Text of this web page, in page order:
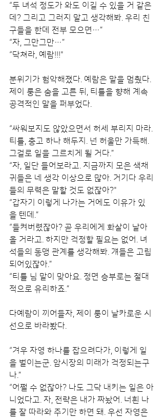
“두 녀석 정도가 와도 이길 수 있을 거 같은
데? 그리고 그러지 말고 생각해봐. 우리 친
구들을 한데 전부 모으면…”
“자, 그만그만…”
“닥쳐라, 예람!!!"
분위기가 험악해졌다. 예람은 말을 멈췄다.
제이 룽은 숨을 고른 뒤, 티틀을 향해 계속
공격적인 말을 퍼부었다.
“싸워보지도 않았으면서 허세 부리지 마라.
티틀, 충고 하나 해두지. 넌 허울만 가득해.
그걸로 일을 그르치게 될 거다.”
“자, 일단 들어보라고. 지금까지 모은 색채
귀들은 네 생각 이상으로 많아. 거기다 우리
들의 무력은 말할 것도 없잖아?"
“갑자기 이렇게 나가는 거에도 이유가 있
을 텐데.”
“들켜버렸잖아? 곧 우리에게 화살이 날아
올 거라고. 하지만 걱정할 필요는 없어. 녀
석들의 동맹 관계를 생각해봐. 걔들은 고립
되어있잖아.”
“티틀 님 말이 맞아요. 정면 승부로는 절대
적으로 유리하죠.”
다예람이 끼어들자, 제이 룽이 날카로운 시
선으로 바라봤다.
“겨우 자영 하나를 잡으려다가, 이렇게 일
을 벌이는군. 암시장의 미래가 걱정되는구
나.”
“어쩔 수 없잖아? 나도 그닥 내키는 일은 아
니었다고. 자, 전략은 내가 짜놨어. 너흰 나
를 잘 따라와 주기만 하면 돼. 우선 자영은